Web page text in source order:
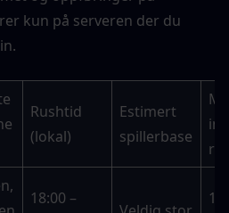
kun på serveren der du
Rushtid
(lokal)
Estimert
spillerbase
18:00 –